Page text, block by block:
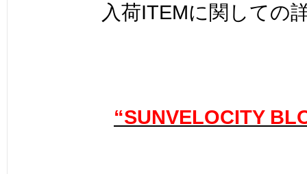
入荷ITEMに関しての
“SUNVELOCITY